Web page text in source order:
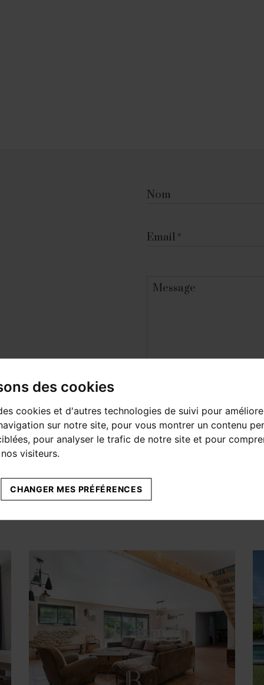
des cookies
cookies et d'autres technologies de suivi pour
sur notre site, pour vous montrer un contenu
pour analyser le trafic de notre site et pour
visiteurs.
CHANGER MES PRÉFÉRENCES
Nom
Email
Message
Les champs marqués d'une * sont